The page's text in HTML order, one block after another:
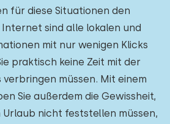
für diese Situationen den
sind alle lokalen und
mit nur wenigen Klicks
praktisch keine Zeit mit der
verbringen müssen. Mit einem
Sie außerdem die Gewissheit,
Urlaub nicht feststellen müssen,